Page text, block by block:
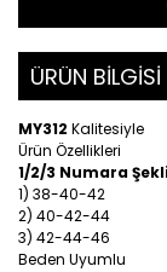
ÜRÜN BİLGİSİ
MY312 Kalitesiyle
Ürün Özellikleri
1/2/3 Numara
1) 38-40-42
2) 40-42-44
3) 42-44-46
Beden Uyumlu